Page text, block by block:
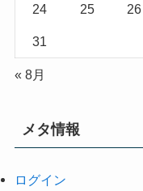
24 25 26
31
« 8月
メタ情報
ログイン